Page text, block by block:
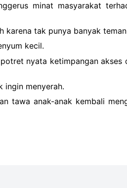
minat masyarakat
tak punya banyak
kecil.
nyata ketimpangan
ingin menyerah.
tawa anak-anak kembali